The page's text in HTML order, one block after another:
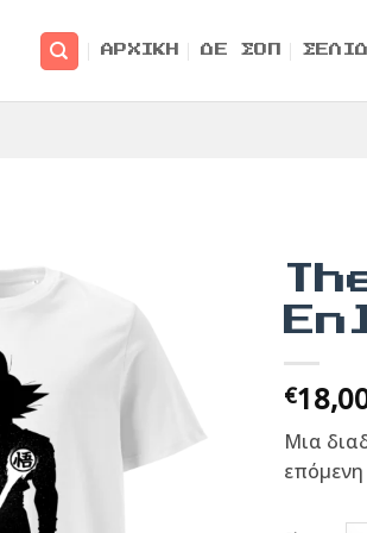
ΑΡΧΙΚΗ ΔΕ ΣΟΠ
€
Μια